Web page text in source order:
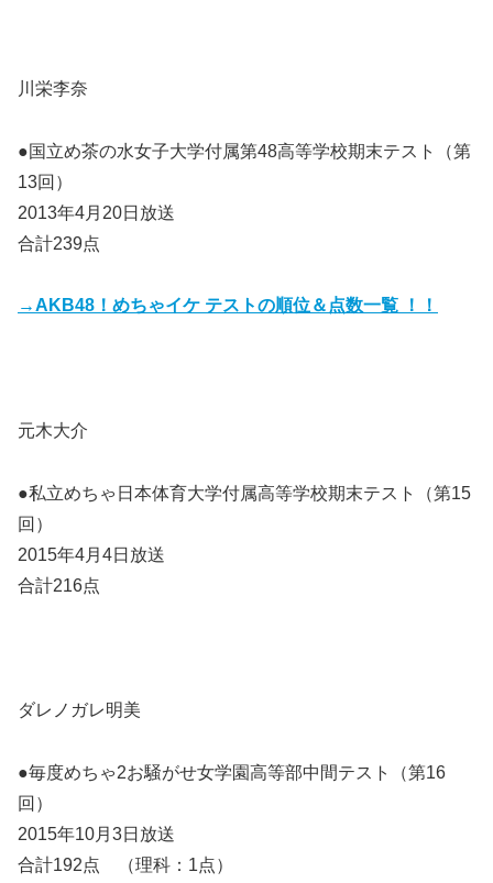
川栄李奈
●国立め茶の水女子大学付属第48高等学校期末テスト
（第
13回）
2013年4月20日放送
合計239点
→AKB48！めちゃイケ テストの順位＆点数一覧 ！！
元木大介
●私立めちゃ日本体育大学付属高等学校期末テスト（第15
回）
2015年4月4日放送
合計216点
ダレノガレ明美
●毎度めちゃ2お騒がせ女学園高等部中間テスト（第16
回）
2015年10月3日放送
合計192点 （理科：1点）